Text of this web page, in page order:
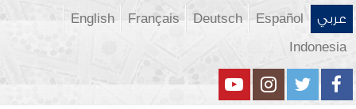
عربي Español
Deutsch
Français
English
Indonesia